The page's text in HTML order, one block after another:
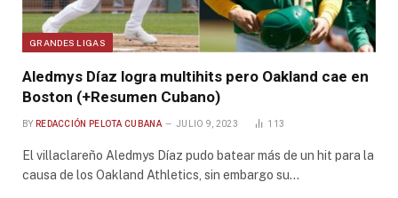
GRANDES LIGAS
Aledmys Díaz logra multihits pero Oakland cae en
Boston (+Resumen Cubano)
BY REDACCIÓN PELOTA CUBANA JULIO 9, 2023 113
El villaclareño Aledmys Díaz pudo batear más de un hit para la
causa de los Oakland Athletics, sin embargo su…